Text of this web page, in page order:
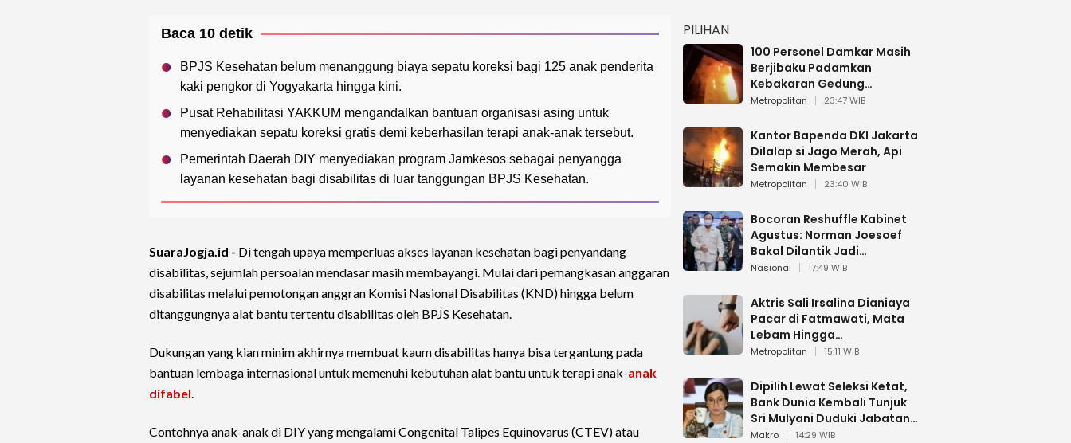
Baca 10 detik
BPJS Kesehatan belum menanggung biaya sepatu koreksi bagi 125 anak penderita
kaki pengkor di Yogyakarta hingga kini.
Pusat Rehabilitasi YAKKUM mengandalkan bantuan organisasi asing untuk
menyediakan sepatu koreksi gratis demi keberhasilan terapi anak-anak tersebut.
Pemerintah Daerah DIY menyediakan program Jamkesos sebagai penyangga
layanan kesehatan bagi disabilitas di luar tanggungan BPJS Kesehatan.
SuaraJogja.id - Di tengah upaya memperluas akses layanan kesehatan bagi penyandang
disabilitas, sejumlah persoalan mendasar masih membayangi. Mulai dari pemangkasan anggaran
disabilitas melalui pemotongan anggran Komisi Nasional Disabilitas (KND) hingga belum
ditanggungnya alat bantu tertentu disabilitas oleh BPJS Kesehatan.
Dukungan yang kian minim akhirnya membuat kaum disabilitas hanya bisa tergantung pada
bantuan lembaga internasional untuk memenuhi kebutuhan alat bantu untuk terapi anak-anak
difabel.
Contohnya anak-anak di DIY yang mengalami Congenital Talipes Equinovarus (CTEV) atau
PILIHAN
100 Personel Damkar Masih
Berjibaku Padamkan
Kebakaran Gedung
Bapenda DKI
Metropolitan 23:47 WIB
Kantor Bapenda DKI Jakarta
Dilalap si Jago Merah, Api
Semakin Membesar
Metropolitan 23:40 WIB
Bocoran Reshuffle Kabinet
Agustus: Norman Joesoef
Bakal Dilantik Jadi
Wamenhan RI
Nasional 17:49 WIB
Aktris Sali Irsalina Dianiaya
Pacar di Fatmawati, Mata
Lebam Hingga
Diselamatkan Polantas
Metropolitan 15:11 WIB
Dipilih Lewat Seleksi Ketat,
Bank Dunia Kembali Tunjuk
Sri Mulyani Duduki Jabatan
Strategis
Makro 14:29 WIB